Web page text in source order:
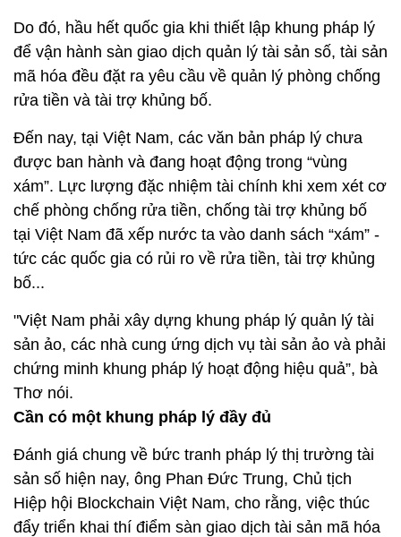
Do đó, hầu hết quốc gia khi thiết lập khung pháp lý
để vận hành sàn giao dịch quản lý tài sản số, tài sản
mã hóa đều đặt ra yêu cầu về quản lý phòng chống
rửa tiền và tài trợ khủng bố.
Đến nay, tại Việt Nam, các văn bản pháp lý chưa
được ban hành và đang hoạt động trong “vùng
xám”. Lực lượng đặc nhiệm tài chính khi xem xét cơ
chế phòng chống rửa tiền, chống tài trợ khủng bố
tại Việt Nam đã xếp nước ta vào danh sách “xám” -
tức các quốc gia có rủi ro về rửa tiền, tài trợ khủng
bố...
"Việt Nam phải xây dựng khung pháp lý quản lý tài
sản ảo, các nhà cung ứng dịch vụ tài sản ảo và phải
chứng minh khung pháp lý hoạt động hiệu quả”, bà
Thơ nói.
Cần có một khung pháp lý đầy đủ
Đánh giá chung về bức tranh pháp lý thị trường tài
sản số hiện nay, ông Phan Đức Trung, Chủ tịch
Hiệp hội Blockchain Việt Nam, cho rằng, việc thúc
đẩy triển khai thí điểm sàn giao dịch tài sản mã hóa